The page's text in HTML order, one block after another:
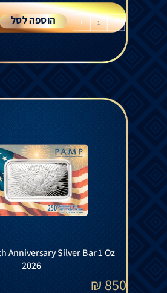
-
+ הוספה לסל
Anniversary Silver Bar 1 Oz
2026
850
₪